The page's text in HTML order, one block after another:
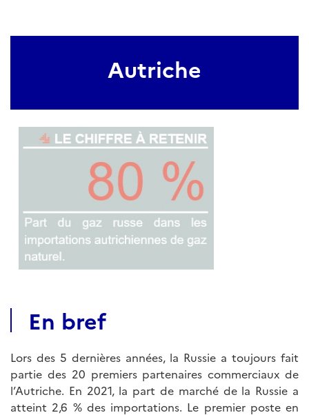
Autriche
En bref
Lors des 5 dernières années, la Russie a toujours fait
partie des 20 premiers partenaires commerciaux de
l’Autriche. En 2021, la part de marché de la Russie a
atteint 2,6 % des importations. Le premier poste en